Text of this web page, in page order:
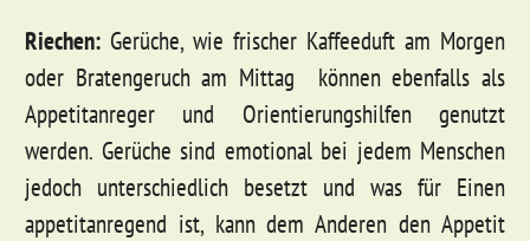
Riechen: Gerüche, wie frischer Kaffeeduft am Morgen
oder Bratengeruch am Mittag können ebenfalls als
Appetitanreger und Orientierungshilfen genutzt
werden. Gerüche sind emotional bei jedem Menschen
jedoch unterschiedlich besetzt und was für Einen
appetitanregend ist, kann dem Anderen den Appetit